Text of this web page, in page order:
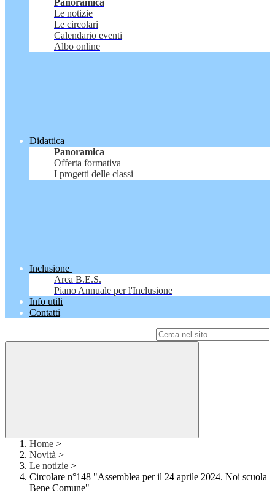
Panoramica
Le notizie
Le circolari
Calendario eventi
Albo online
Didattica
Panoramica
Offerta formativa
I progetti delle classi
Inclusione
Area B.E.S.
Piano Annuale per l'Inclusione
Info utili
Contatti
Home >
Novità >
Le notizie >
Circolare n°148 "Assemblea per il 24 aprile 2024. Noi scuola
Bene Comune"